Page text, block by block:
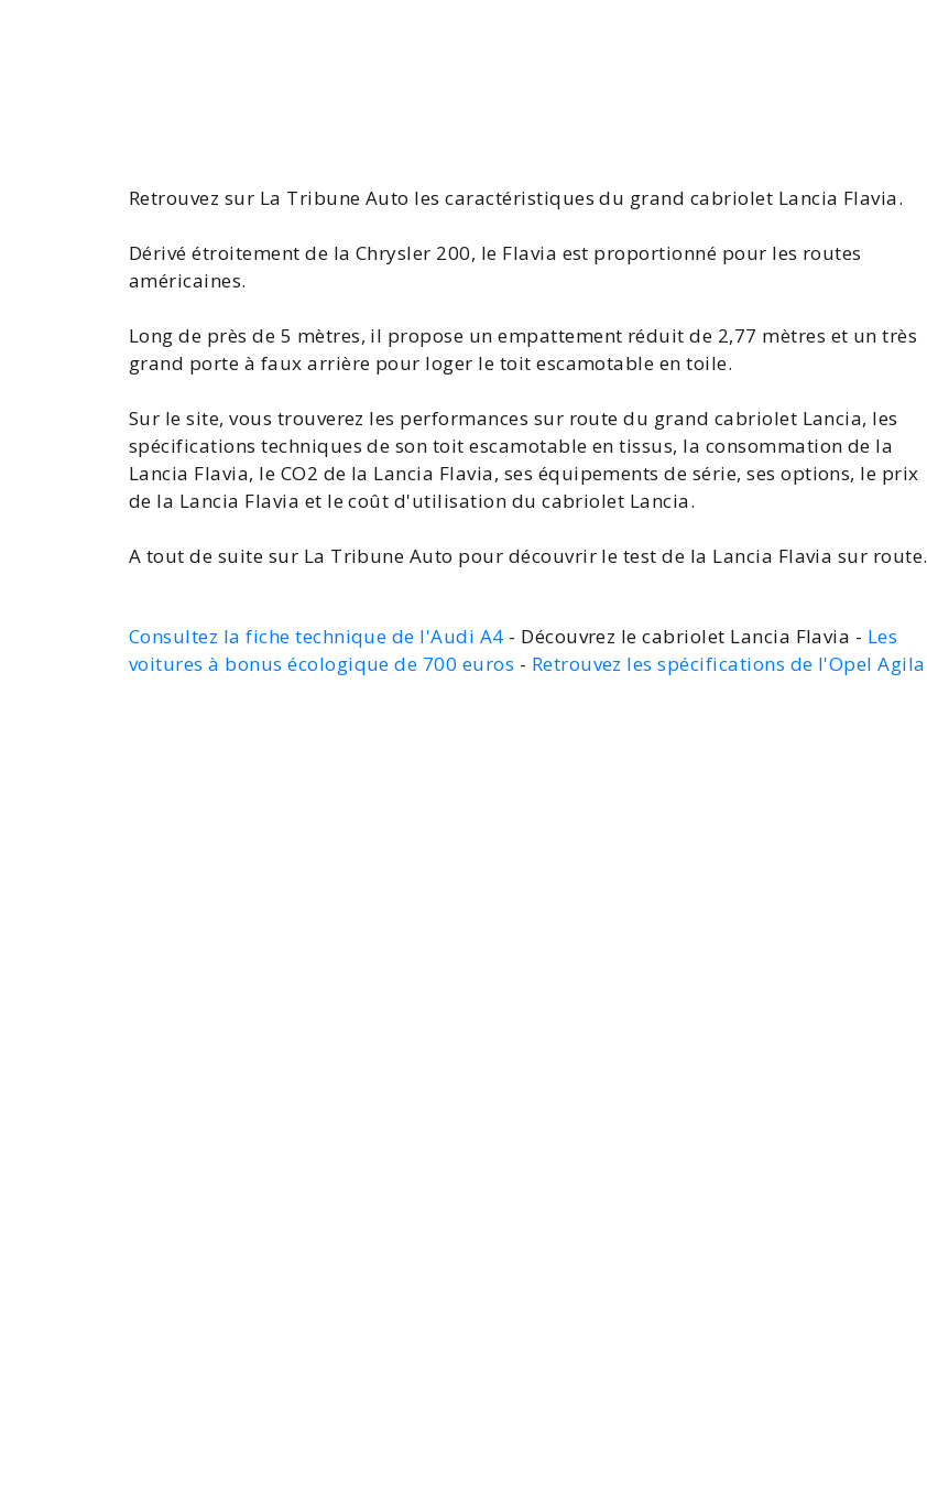
Retrouvez sur La Tribune Auto les caractéristiques du grand cabriolet Lancia Flavia.
Dérivé étroitement de la Chrysler 200, le Flavia est proportionné pour les routes
américaines.
Long de près de 5 mètres, il propose un empattement réduit de 2,77 mètres et un très
grand porte à faux arrière pour loger le toit escamotable en toile.
Sur le site, vous trouverez les performances sur route du grand cabriolet Lancia, les
spécifications techniques de son toit escamotable en tissus, la consommation de la
Lancia Flavia, le CO2 de la Lancia Flavia, ses équipements de série, ses options, le prix
de la Lancia Flavia et le coût d'utilisation du cabriolet Lancia.
A tout de suite sur La Tribune Auto pour découvrir le test de la Lancia Flavia sur route.
Consultez la fiche technique de l'Audi A4 - Découvrez le cabriolet Lancia Flavia - Les
voitures à bonus écologique de 700 euros - Retrouvez les spécifications de l'Opel Agila